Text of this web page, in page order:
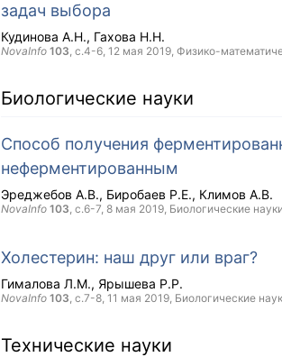
задач выбора
Кудинова А.Н. Гахова Н.Н.
NovaInfo 103, с.4-6, 12 мая 2019, Физико-
Биологические науки
Способ получения
неферментированным
Эреджебов А.В. Биробаев Р.Е. Климов А.В.
NovaInfo 103, с.6-7, 8 мая 2019, Биологические
Холестерин: наш друг или враг?
Гималова Л.М. Ярышева Р.Р.
NovaInfo 103, с.7-8, 11 мая 2019, Биологические
Технические науки